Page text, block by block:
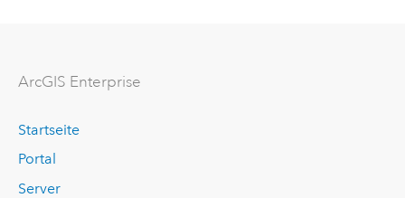
ArcGIS Enterprise
Startseite
Portal
Server